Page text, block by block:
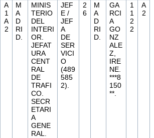
A
1
A
2
M
A
D
RI
D.
MINIS
TERIO
DEL
INTERI
OR.
JEFAT
URA
CENT
RAL
DE
TRAFI
CO.
SECR
ETARI
A
GENE
RAL.
JEF
E /
JEF
A
DE
SER
VICI
O
(489
585
2).
2
6
M
A
D
RI
D.
GA
RCI
A
GO
NZ
ALE
Z,
IRE
NE.
***8
150
**.
1
1
2
2
A
2